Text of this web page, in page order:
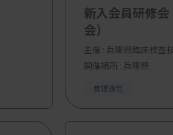
新入会員研修
会）
主催 : 兵庫県臨床検査
開催場所 : 兵庫県
管理運営